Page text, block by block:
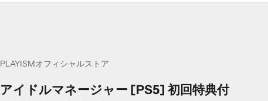
PLAYISMオフィシャルストア
アイドルマネージャー [PS5] 初回特典付